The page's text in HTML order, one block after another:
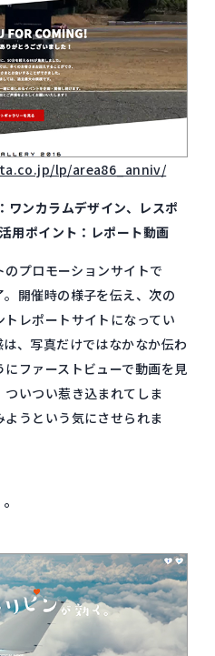
lp/area86_anniv/
ワンカラムデザイン、レスポ
用ポイント：レポート動画
プロモーションサイトで
開催時の様子を伝え、次の
レポートサイトになってい
、写真だけではなかなか伝わ
ファーストビューで動画を見
いつい惹き込まれてしま
うという気にさせられま